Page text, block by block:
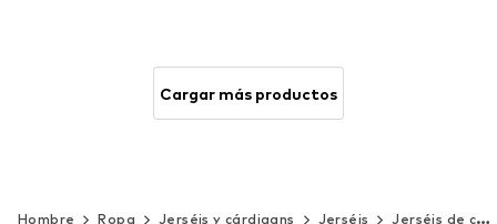
Cargar más productos
Hombre Ropa Jerséis y cárdigans Jerséis Jerséis de cuello alto